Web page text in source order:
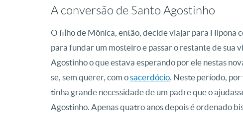
A conversão de Santo Agostinho
O filho de Mônica, então, decide viajar para Hipona
para fundar um mosteiro e passar o restante de sua
Agostinho o que estava esperando por ele nestas
se, sem querer, com osacerdócio. Neste período,
tinha grande necessidade de um padre que o
Agostinho. Apenas quatro anos depois é ordenado